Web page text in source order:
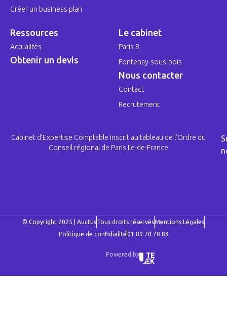
Créer un business plan
Ressources
Actualités
Obtenir un devis
Le cabinet
Paris 8
Fontenay-sous-bois
Nous contacter
Contact
Recrutement
Cabinet d’Expertise Comptable inscrit au tableau de l’Ordre du
Conseil régional de Paris Ile-de-France
© Copyright 2025 | AuctusTous droits réservésMentions Légales
Politique de confidialité01 89 70 78 83
Powered by